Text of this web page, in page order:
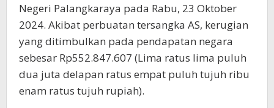
Negeri Palangkaraya pada Rabu, 23 Oktober
2024. Akibat perbuatan tersangka AS, kerugian
yang ditimbulkan pada pendapatan negara
sebesar Rp552.847.607 (Lima ratus lima puluh
dua juta delapan ratus empat puluh tujuh ribu
enam ratus tujuh rupiah).